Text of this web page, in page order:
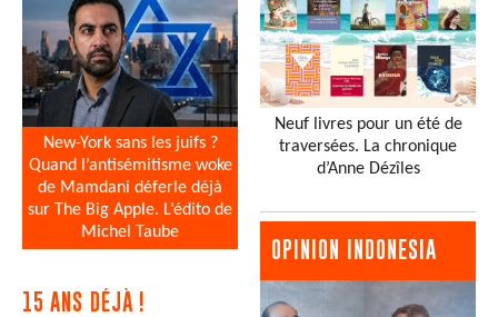
New-York sans les juifs ?
Quand l’antisémitisme woke
de Mamdani déferle déjà
sur The Big Apple. L’édito de
Michel Taube
15 ANS DÉJÀ !
Neuf livres pour un été de
traversées. La chronique
d’Anne Dézîles
OPINION INDONESIA